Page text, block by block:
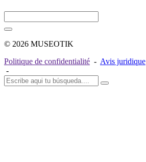
© 2026 MUSEOTIK
Politique de confidentialité - Avis juridique
-